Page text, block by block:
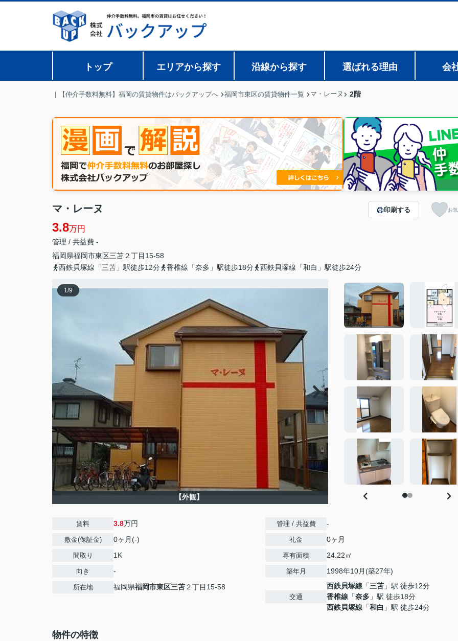
トップ エリアから探す 沿線から探す 選ばれる理由 会
｜【仲介手数料無料】福岡の賃貸物件はバックアップへ 福岡市東区の賃貸物件一覧 マ・レーヌ 2階
マ・レーヌ
3.8万円
管理 / 共益費 -
福岡県福岡市東区三苫２丁目15-58
西鉄貝塚線「三苫」駅徒歩12分
香椎線「奈多」駅徒歩18分 西鉄貝塚線「和白」駅徒歩24分
印刷する お
1/9
【外観】
賃料 3.8万円
敷金(保証金) 0ヶ月(-)
間取り 1K
向き -
所在地 福岡県福岡市東区三苫２丁目15-58
管理 / 共益費 -
礼金 0ヶ月
専有面積 24.22㎡
築年月 1998年10月(築27年)
交通
西鉄貝塚線 「三苫 」駅 徒歩12分
香椎線 「奈多 」駅 徒歩18分
西鉄貝塚線 「和白 」駅 徒歩24分
物件の特徴